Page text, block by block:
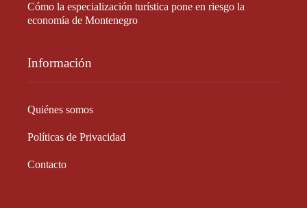
Cómo la especialización turística pone en riesgo la
economía de Montenegro
Información
Quiénes somos
Políticas de Privacidad
Contacto